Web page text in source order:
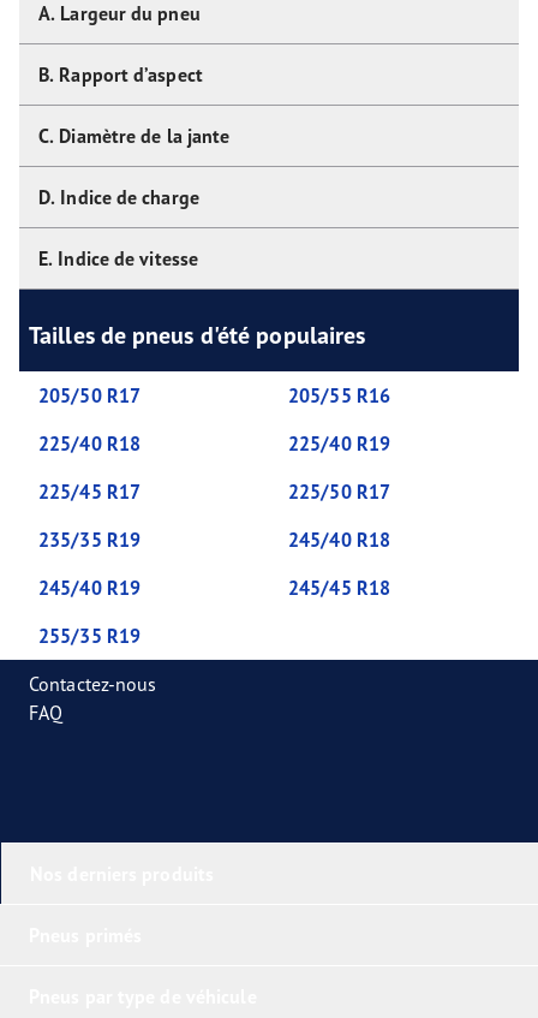
A. Largeur du pneu
B. Rapport d’aspect
C. Diamètre de la jante
D. Indice de charge
E. Indice de vitesse
Tailles de pneus d'été populaires
205/50 R17
205/55 R16
225/40 R18
225/40 R19
225/45 R17
225/50 R17
235/35 R19
245/40 R18
245/40 R19
245/45 R18
255/35 R19
Contactez-nous
FAQ